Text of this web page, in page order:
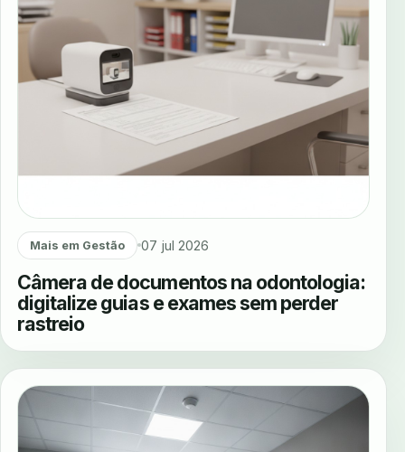
Mais em Gestão 07 jul 2026
Câmera de documentos na odontologia:
digitalize guias e exames sem perder
rastreio